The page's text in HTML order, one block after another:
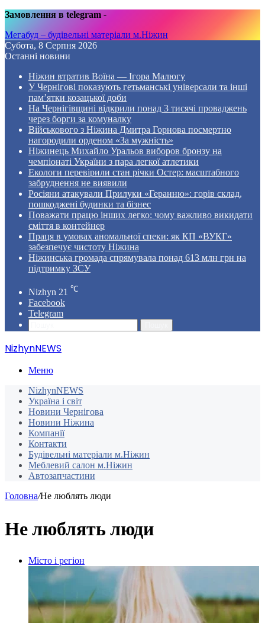
Замовлення в telegram -
Мегабуд – будівельні матеріали м.Ніжин
Субота, 8 Серпня 2026
Останні новини
Ніжин втратив Воїна — Ігора Малюгу
У Чернігові показують гетьманські універсали та інші
пам’ятки козацької доби
На Чернігівщині відкрили понад 3 тисячі проваджень
через борги за комуналку
Військового з Ніжина Дмитра Горнова посмертно
нагородили орденом «За мужність»
Ніжинець Михайло Уральов виборов бронзу на
чемпіонаті України з пара легкої атлетики
Екологи перевірили стан річки Остер: масштабного
забруднення не виявили
Росіяни атакували Прилуки «Геранню»: горів склад,
пошкоджені будинки та бізнес
Поважати працю інших легко: чому важливо викидати
сміття в контейнер
Праця в умовах аномальної спеки: як КП «ВУКГ»
забезпечує чистоту Ніжина
Ніжинська громада спрямувала понад 613 млн грн на
підтримку ЗСУ
Nizhyn 21 ℃
Facebook
Telegram
NizhynNEWS
Меню
NizhynNEWS
Україна і світ
Новини Чернігова
Новини Ніжина
Компанії
Контакти
Будівельні матеріали м.Ніжин
Меблевий салон м.Ніжин
Автозапчастини
Головна/Не люблять люди
Не люблять люди
Місто і регіон